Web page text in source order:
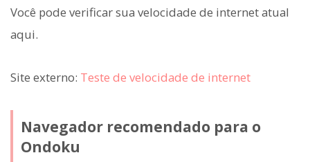
Você pode verificar sua velocidade de internet atual
aqui.
Site externo: Teste de velocidade de internet
Navegador recomendado para o
Ondoku